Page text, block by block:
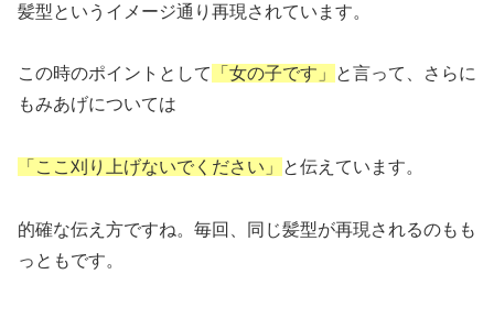
髪型というイメージ通り再現されています。
この時のポイントとして 「女の子です」
と言って、さらに
もみあげについては
「ここ刈り上げないでください」 と伝えています。
的確な伝え方ですね。毎回、同じ髪型が再現されるのもも
っともです。